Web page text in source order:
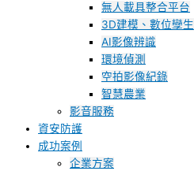
無人載具整合平台
3D建模、數位孿生
AI影像辨識
環境偵測
空拍影像紀錄
智慧農業
影音服務
資安防護
成功案例
企業方案